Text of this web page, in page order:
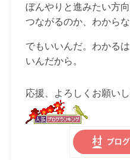
ぼんやりと進みたい方
つながるのか、わからな
でもいいんだ。わかる
いんだから。
応援、よろしくお願い